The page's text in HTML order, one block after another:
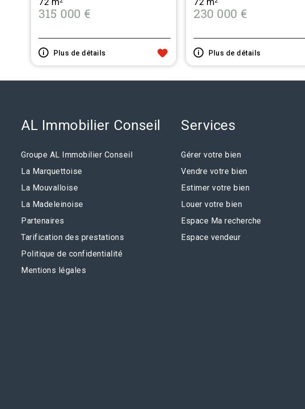
315 000 €
Plus de détails
230 000 €
Plus de détails
AL Immobilier Conseil
Groupe AL Immobilier Conseil
La Marquettoise
La Mouvalloise
La Madeleinoise
Partenaires
Tarification des prestations
Politique de confidentialité
Mentions légales
Services
Gérer votre bien
Vendre votre bien
Estimer votre bien
Louer votre bien
Espace Ma recherche
Espace vendeur